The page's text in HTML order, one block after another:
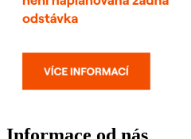
Informace od nás